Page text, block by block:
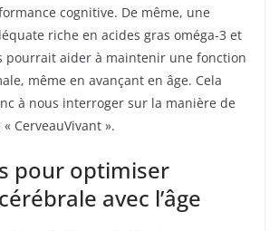
cognitive. De même, une
riche en acides gras oméga-3 et
pourrait aider à maintenir une fonction
même en avançant en âge. Cela
à nous interroger sur la manière de
CerveauVivant ».
pour optimiser
avec l’âge